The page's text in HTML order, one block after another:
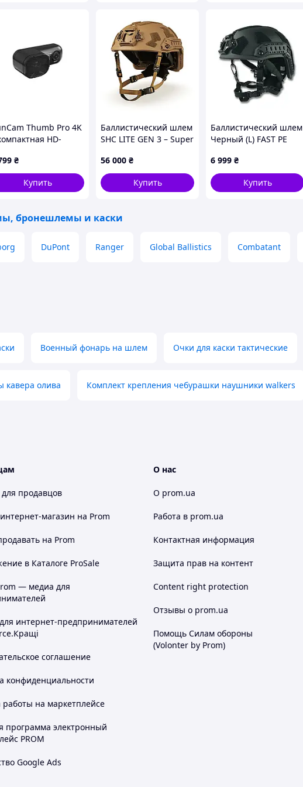
Thumb Pro 4K
HD-
₴
Купить
Баллистический шлем
SHC LITE GEN 3 – Super
IIIA
56 000 ₴
Купить
Баллистический шлем
Черный (L) FAST PE
6 999 ₴
Купить
бронешлемы и каски
DuPont Ranger Global Ballistics Combatant
Военный фонарь на шлем Очки для каски тактические
кавера олива Комплект крепления чебурашки наушники walkers
продавцов
магазин на Prom
на Prom
в Каталоге ProSale
— медиа для
интернет-предпринимателей
соглашение
конфиденциальности
работы на маркетплейсе
программа электронный
PROM
Google Ads
О нас
О prom.ua
Работа в prom.ua
Контактная информация
Защита прав на контент
Content right protection
Отзывы о prom.ua
Помощь Силам обороны
(Volonter by Prom)